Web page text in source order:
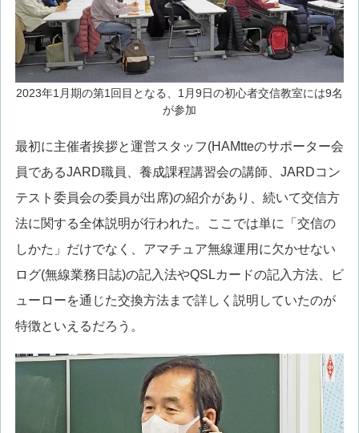
2023年1月期の第1回目となる、1月9日の初心者交信教室には9名
が参加
最初に主催者挨拶と運営スタッフ(HAMtteのサポーター会
員であるJARD職員、養成課程講習会の講師、JARDコン
テスト委員会の委員が出席)の紹介があり、続いて交信方
法に関する全体説明が行われた。ここでは単に「交信の
しかた」だけでなく、アマチュア無線運用に欠かせない
ログ(無線業務日誌)の記入法やQSLカードの記入方法、ビ
ューローを通じた交換方法まで詳しく説明していたのが
特徴といえるだろう。